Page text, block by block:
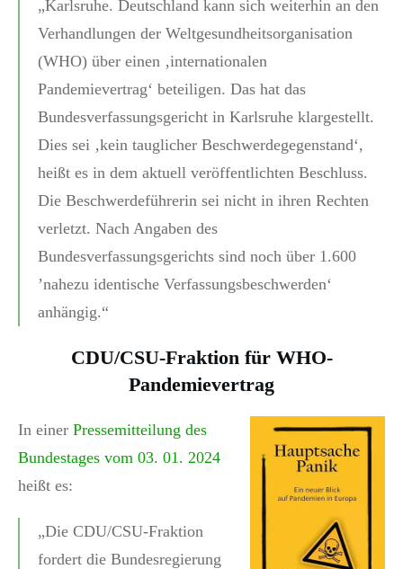
„Karlsruhe. Deutschland kann sich weiterhin an den
Verhandlungen der Weltgesundheitsorganisation
(WHO) über einen ‚internationalen
Pandemievertrag‘ beteiligen. Das hat das
Bundesverfassungsgericht in Karlsruhe klargestellt.
Dies sei ‚kein tauglicher Beschwerdegegenstand‘,
heißt es in dem aktuell veröffentlichten Beschluss.
Die Beschwerdeführerin sei nicht in ihren Rechten
verletzt. Nach Angaben des
Bundesverfassungsgerichts sind noch über 1.600
’nahezu identische Verfassungsbeschwerden‘
anhängig.“
CDU/CSU-Fraktion für WHO-
Pandemievertrag
In einer Pressemitteilung des
Bundestages vom 03. 01. 2024
heißt es:
„Die CDU/CSU-Fraktion
fordert die Bundesregierung